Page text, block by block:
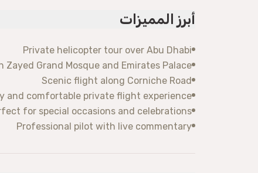
أبرز المميزات
Private helicopter tour over Abu Dhabi
Zayed Grand Mosque and Emirates Palace
Scenic flight along Corniche Road
and comfortable private flight experience
for special occasions and celebrations
Professional pilot with live commentary